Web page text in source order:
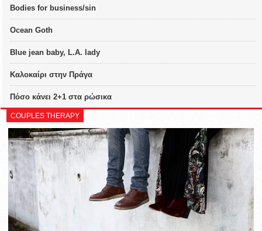
Bodies for business/sin
Ocean Goth
Blue jean baby, L.A. lady
Καλοκαίρι στην Πράγα
Πόσο κάνει 2+1 στα ρώσικα
COUPLES THERAPY